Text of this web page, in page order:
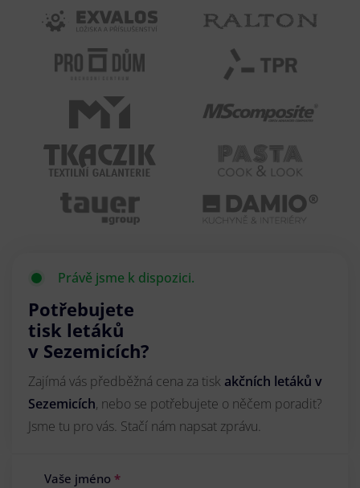
Právě jsme k dispozici.
Potřebujete
tisk letáků
v Sezemicích?
Zajímá vás předběžná cena za tisk akčních letáků v
Sezemicích, nebo se potřebujete o něčem poradit?
Jsme tu pro vás. Stačí nám napsat zprávu.
Vaše jméno *